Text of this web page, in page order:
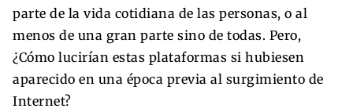
parte de la vida cotidiana de las personas, o al
menos de una gran parte sino de todas. Pero,
¿Cómo lucirían estas plataformas si hubiesen
aparecido en una época previa al surgimiento de
Internet?